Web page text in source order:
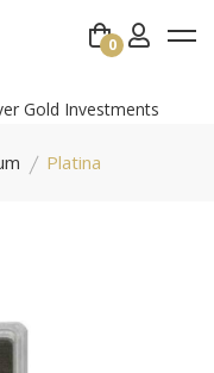
0
Gold Investments
Platina